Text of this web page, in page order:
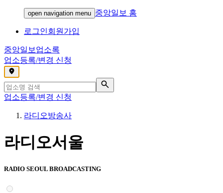
open navigation menu 중앙일보 홈
로그인회원가입
중앙일보 업소록
업소등록/변경 신청
,
업소등록/변경 신청
라디오방송사
라디오서울
RADIO SEOUL BROADCASTING